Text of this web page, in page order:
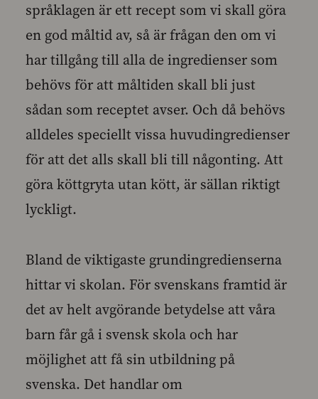
språklagen är ett recept som vi skall göra
en god måltid av, så är frågan den om vi
har tillgång till alla de ingredienser som
behövs för att måltiden skall bli just
sådan som receptet avser. Och då behövs
alldeles speciellt vissa huvudingredienser
för att det alls skall bli till någonting. Att
göra köttgryta utan kött, är sällan riktigt
lyckligt.
Bland de viktigaste grundingredienserna
hittar vi skolan. För svenskans framtid är
det av helt avgörande betydelse att våra
barn får gå i svensk skola och har
möjlighet att få sin utbildning på
svenska. Det handlar om